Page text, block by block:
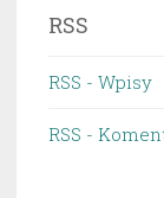
RSS
RSS - Wpisy
RSS -